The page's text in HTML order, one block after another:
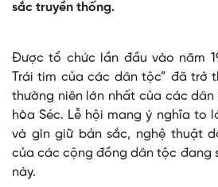
sắc truyền thống.
Được tổ chức lần đầu vào năm
Trái tim của các dân tộc” đã trở
thường niên lớn nhất của các
hòa Séc. Lễ hội mang ý nghĩa to
và gìn giữ bản sắc, nghệ thuật
của các cộng đồng dân tộc đang
này.